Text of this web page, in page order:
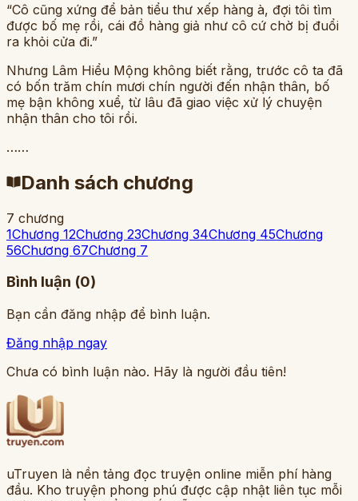
“Cô cũng xứng để bản tiểu thư xếp hàng à, đợi tôi tìm
được bố mẹ rồi, cái đồ hàng giả như cô cứ chờ bị đuổi
ra khỏi cửa đi.”
Nhưng Lâm Hiểu Mộng không biết rằng, trước cô ta đã
có bốn trăm chín mươi chín người đến nhận thân, bố
mẹ bận không xuể, từ lâu đã giao việc xử lý chuyện
nhận thân cho tôi rồi.
……
Danh sách chương
7 chương
1Chương 12Chương 23Chương 34Chương 45Chương
56Chương 67Chương 7
Bình luận (0)
Bạn cần đăng nhập để bình luận.
Đăng nhập ngay
Chưa có bình luận nào. Hãy là người đầu tiên!
uTruyen là nền tảng đọc truyện online miễn phí hàng
đầu. Kho truyện phong phú được cập nhật liên tục mỗi